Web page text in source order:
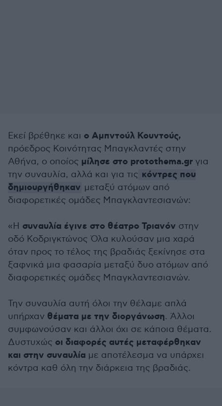
Εκεί βρέθηκε και ο Αμπντούλ Κουντούς,
πρόεδρος Κοινότητας Μπαγκλαντές στην
Αθήνα, ο οποίος μίλησε στο protothema.gr για
την συναυλία, αλλά και για τις κόντρες που
δημιουργήθηκαν μεταξύ ατόμων από
διαφορετικές ομάδες Μπαγκλαντεσιανών:
«Η συναυλία έγινε στο θέατρο Τριανόν στην
οδό Κοδριγκτώνος Όλα κυλούσαν μια χαρά
όταν προς το τέλος της βραδιάς ξεκίνησε στα
ξαφνικά μια φασαρία μεταξύ δυο ατόμων από
διαφορετικές ομάδες Μπαγκλαντεσιανών.
Την συναυλία αυτή όλοι την θέλαμε απλά
υπήρχαν θέματα με την διοργάνωση. Άλλοι
συμφωνούσαν και άλλοι όχι σε κάποια θέματα.
Δυστυχώς οι διαφορές αυτές μεταφέρθηκαν
και στην συναυλία με αποτέλεσμα να υπάρχει
κόντρα καθ όλη την διάρκεια της βραδιάς.